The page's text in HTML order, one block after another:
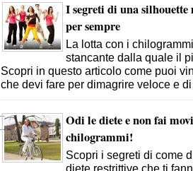
I segreti di una
per sempre
La lotta con i
stancante dalla quale il
Scopri in questo articolo come puoi
che devi fare per dimagrire veloce e
Odi le diete e non fai
chilogrammi!
Scopri i segreti di come
diete restrittive che ti